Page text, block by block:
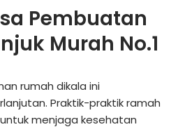
Pembuatan
Murah No.1
rumah dikala ini
Praktik-praktik ramah
menjaga kesehatan